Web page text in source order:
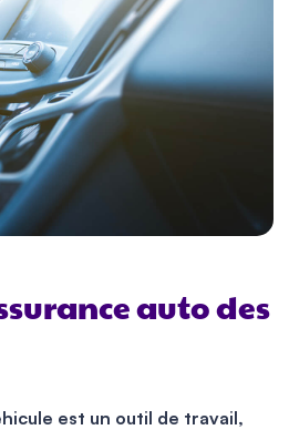
auto des
est un outil de travail,